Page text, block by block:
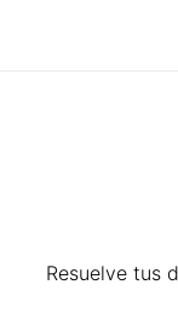
Resuelve tus